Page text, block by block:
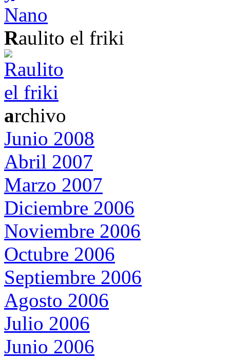
Raulito el friki
archivo
Junio 2008
Abril 2007
Marzo 2007
Diciembre 2006
Noviembre 2006
Octubre 2006
Septiembre 2006
Agosto 2006
Julio 2006
Junio 2006